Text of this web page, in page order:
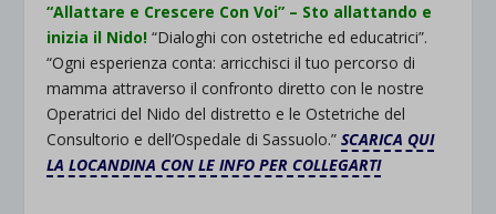
“Allattare e Crescere Con Voi” – Sto allattando e
inizia il Nido! “Dialoghi con ostetriche ed educatrici”.
“Ogni esperienza conta: arricchisci il tuo percorso di
mamma attraverso il confronto diretto con le nostre
Operatrici del Nido del distretto e le Ostetriche del
Consultorio e dell’Ospedale di Sassuolo.”SCARICA QUI
LA LOCANDINA CON LE INFO PER COLLEGARTI